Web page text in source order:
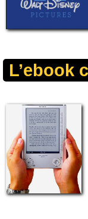
L’ebook